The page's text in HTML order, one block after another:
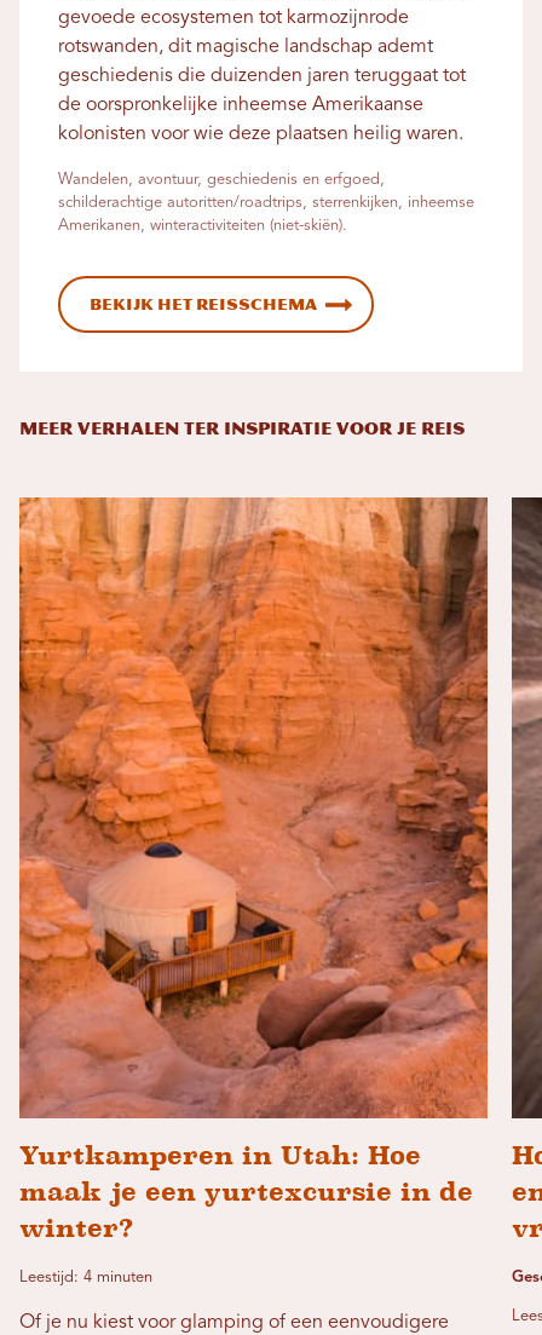
gevoede ecosystemen tot karmozijnrode
rotswanden, dit magische landschap ademt
geschiedenis die duizenden jaren teruggaat tot
de oorspronkelijke inheemse Amerikaanse
kolonisten voor wie deze plaatsen heilig waren.
Wandelen, avontuur, geschiedenis en erfgoed,
schilderachtige autoritten/roadtrips, sterrenkijken, inheemse
Amerikanen, winteractiviteiten (niet-skiën).
Bekijk het reisschema
MEER VERHALEN TER INSPIRATIE VOOR JE REIS
Yurtkamperen in Utah: Hoe
maak je een yurtexcursie in de
winter?
Leestijd: 4 minuten
Of je nu kiest voor glamping of een eenvoudigere